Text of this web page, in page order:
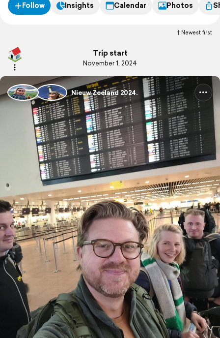
Follow Insights Calendar Photos
Newest first
Trip start
November 1, 2024
Nieuw Zeeland 2024.